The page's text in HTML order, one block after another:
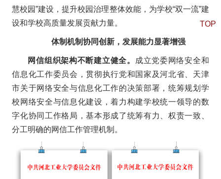
慧校园”建设，提升校园治理整体效能，为学校“双一流”建
设和学校高质量发展贡献力量。
体制机制协同创新，发展能力显著增强
网信组织架构不断建立健全。
成立党委网络安全和
信息化工作委员会，贯彻执行党和国家及河北省、天津
市关于网络安全与信息化工作的决策部署，统筹规划学
校网络安全与信息化建设，着力构建学校统一领导的数
字化协同工作格局，基本形成了统筹有力、权责一致、
分工明确的网信工作管理机制。
TOP